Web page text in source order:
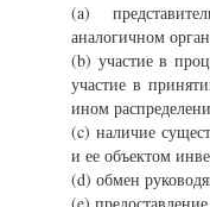
(a)
аналогичном
(b) участие в
участие в
ином
(c) наличие
и ее объектом
(d) обмен